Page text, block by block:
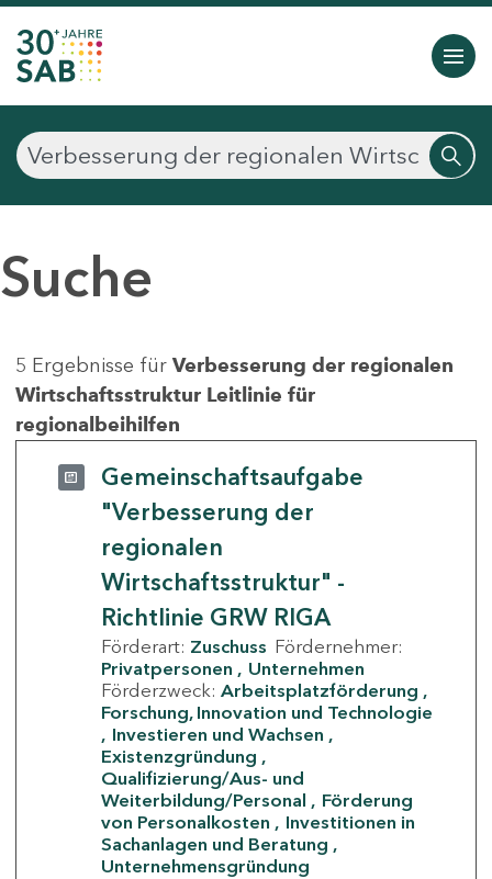
Suche
5 Ergebnisse für Verbesserung der regionalen
Wirtschaftsstruktur Leitlinie für
regionalbeihilfen
Gemeinschaftsaufgabe
"Verbesserung der
regionalen
Wirtschaftsstruktur" -
Richtlinie GRW RIGA
Förderart: Zuschuss Fördernehmer:
Privatpersonen
Unternehmen
Förderzweck: Arbeitsplatzförderung
Forschung, Innovation und Technologie
Investieren und Wachsen
Existenzgründung
Qualifizierung/Aus- und
Weiterbildung/Personal
Förderung
von Personalkosten
Investitionen in
Sachanlagen und Beratung
Unternehmensgründung